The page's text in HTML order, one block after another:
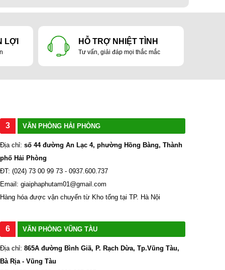
LỢI HỖ TRỢ NHIỆT TÌNH
Tư vấn, giải đáp mọi thắc mắc
3 VĂN PHÒNG HẢI PHÒNG
Địa chỉ: số 44 đường An Lạc 4, phường Hồng Bàng, Thành
phố Hải Phòng
ĐT: (024) 73 00 99 73 - 0937.600.737
Email: giaiphaphutam01@gmail.com
Hàng hóa được vận chuyển từ Kho tổng tại TP. Hà Nội
6 VĂN PHÒNG VŨNG TÀU
Địa chỉ: 865A đường Bình Giã, P. Rạch Dừa, Tp.Vũng Tàu,
Bà Rịa - Vũng Tàu